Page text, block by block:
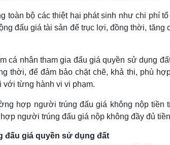
bộ các thiệt hại phát sinh như chi phí
đấu giá tài sản để trục lợi, đồng thời, tăng
cá nhân tham gia đấu giá quyền sử dụng
thời, để đảm bảo chặt chẽ, khả thi, phù
với từng hành vi vi phạm.
hợp người trúng đấu giá không nộp tiền
người trúng đấu giá nộp không đầy đủ
đấu giá quyền sử dụng đất